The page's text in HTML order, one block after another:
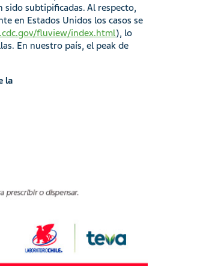
sido subtipificadas. Al respecto,
en Estados Unidos los casos se
fluview/index.html), lo
En nuestro país, el peak de
la